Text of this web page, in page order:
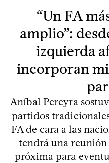
“Un FA
amplio”:
izquierda
incorporan
Aníbal Pereyra
partidos
FA de cara a las
tendrá una reunión
próxima para